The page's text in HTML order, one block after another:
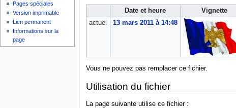
Date et heure Vignette
actuel
13 mars 2011 à 14:48
Vous ne pouvez pas remplacer ce fichier.
Utilisation du fichier
La page suivante utilise ce fichier :
Pages spéciales
Version imprimable
Lien permanent
Informations sur la
page